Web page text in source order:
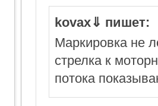
kovax⇓ пишет:
Маркировка не
стрелка к
потока